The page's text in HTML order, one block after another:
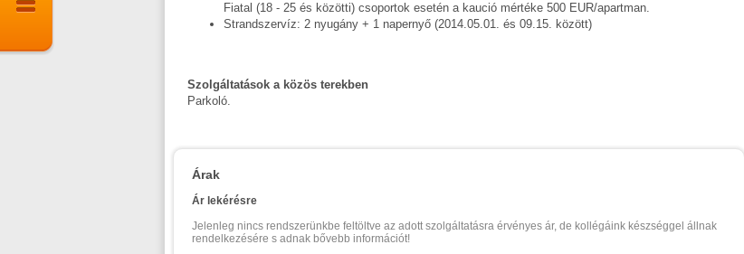
Fiatal (18 - 25 és közötti) csoportok esetén a kaució mértéke 500 EUR/apartman.
Strandszervíz: 2 nyugány + 1 napernyő (2014.05.01. és 09.15. között)
Szolgáltatások a közös terekben
Parkoló.
Árak
Ár lekérésre
Jelenleg nincs rendszerünkbe feltöltve az adott szolgáltatásra érvényes ár, de kollégáink készséggel állnak
rendelkezésére s adnak bővebb információt!